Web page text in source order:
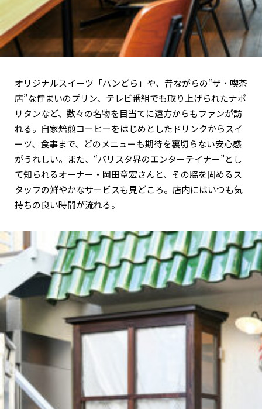
オリジナルスイーツ「パンどら」や、昔ながらの“ザ・喫茶
店”な佇まいのプリン、テレビ番組でも取り上げられたナポ
リタンなど、数々の名物を目当てに遠方からもファンが訪
れる。自家焙煎コーヒーをはじめとしたドリンクからスイ
ーツ、食事まで、どのメニューも期待を裏切らない安心感
がうれしい。また、“バリスタ界のエンターテイナー”とし
て知られるオーナー・岡田章宏さんと、その脇を固めるス
タッフの鮮やかなサービスも見どころ。店内にはいつも気
持ちの良い時間が流れる。